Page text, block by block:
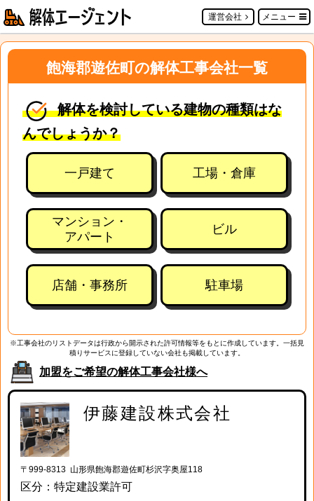
運営会社 メニュー
飽海郡遊佐町の解体工事会社一覧
解体を検討している建物の種類はな
んでしょうか？
一戸建て 工場・倉庫
マンション・
アパート
ビル
店舗・事務所 駐車場
※工事会社のリストデータは行政から開示された許可情報等をもとに作成しています。一括見
積りサービスに登録していない会社も掲載しています。
加盟をご希望の解体工事会社様へ
伊藤建設株式会社
〒999-8313 山形県飽海郡遊佐町杉沢字奥屋118
区分：特定建設業許可